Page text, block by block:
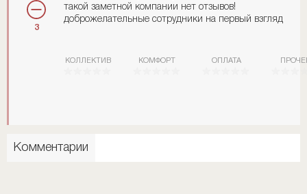
3
такой заметной компании нет отзывов!
доброжелательные сотрудники на первый взгляд
КОЛЛЕКТИВ КОМФОРТ ОПЛАТА
Комментарии